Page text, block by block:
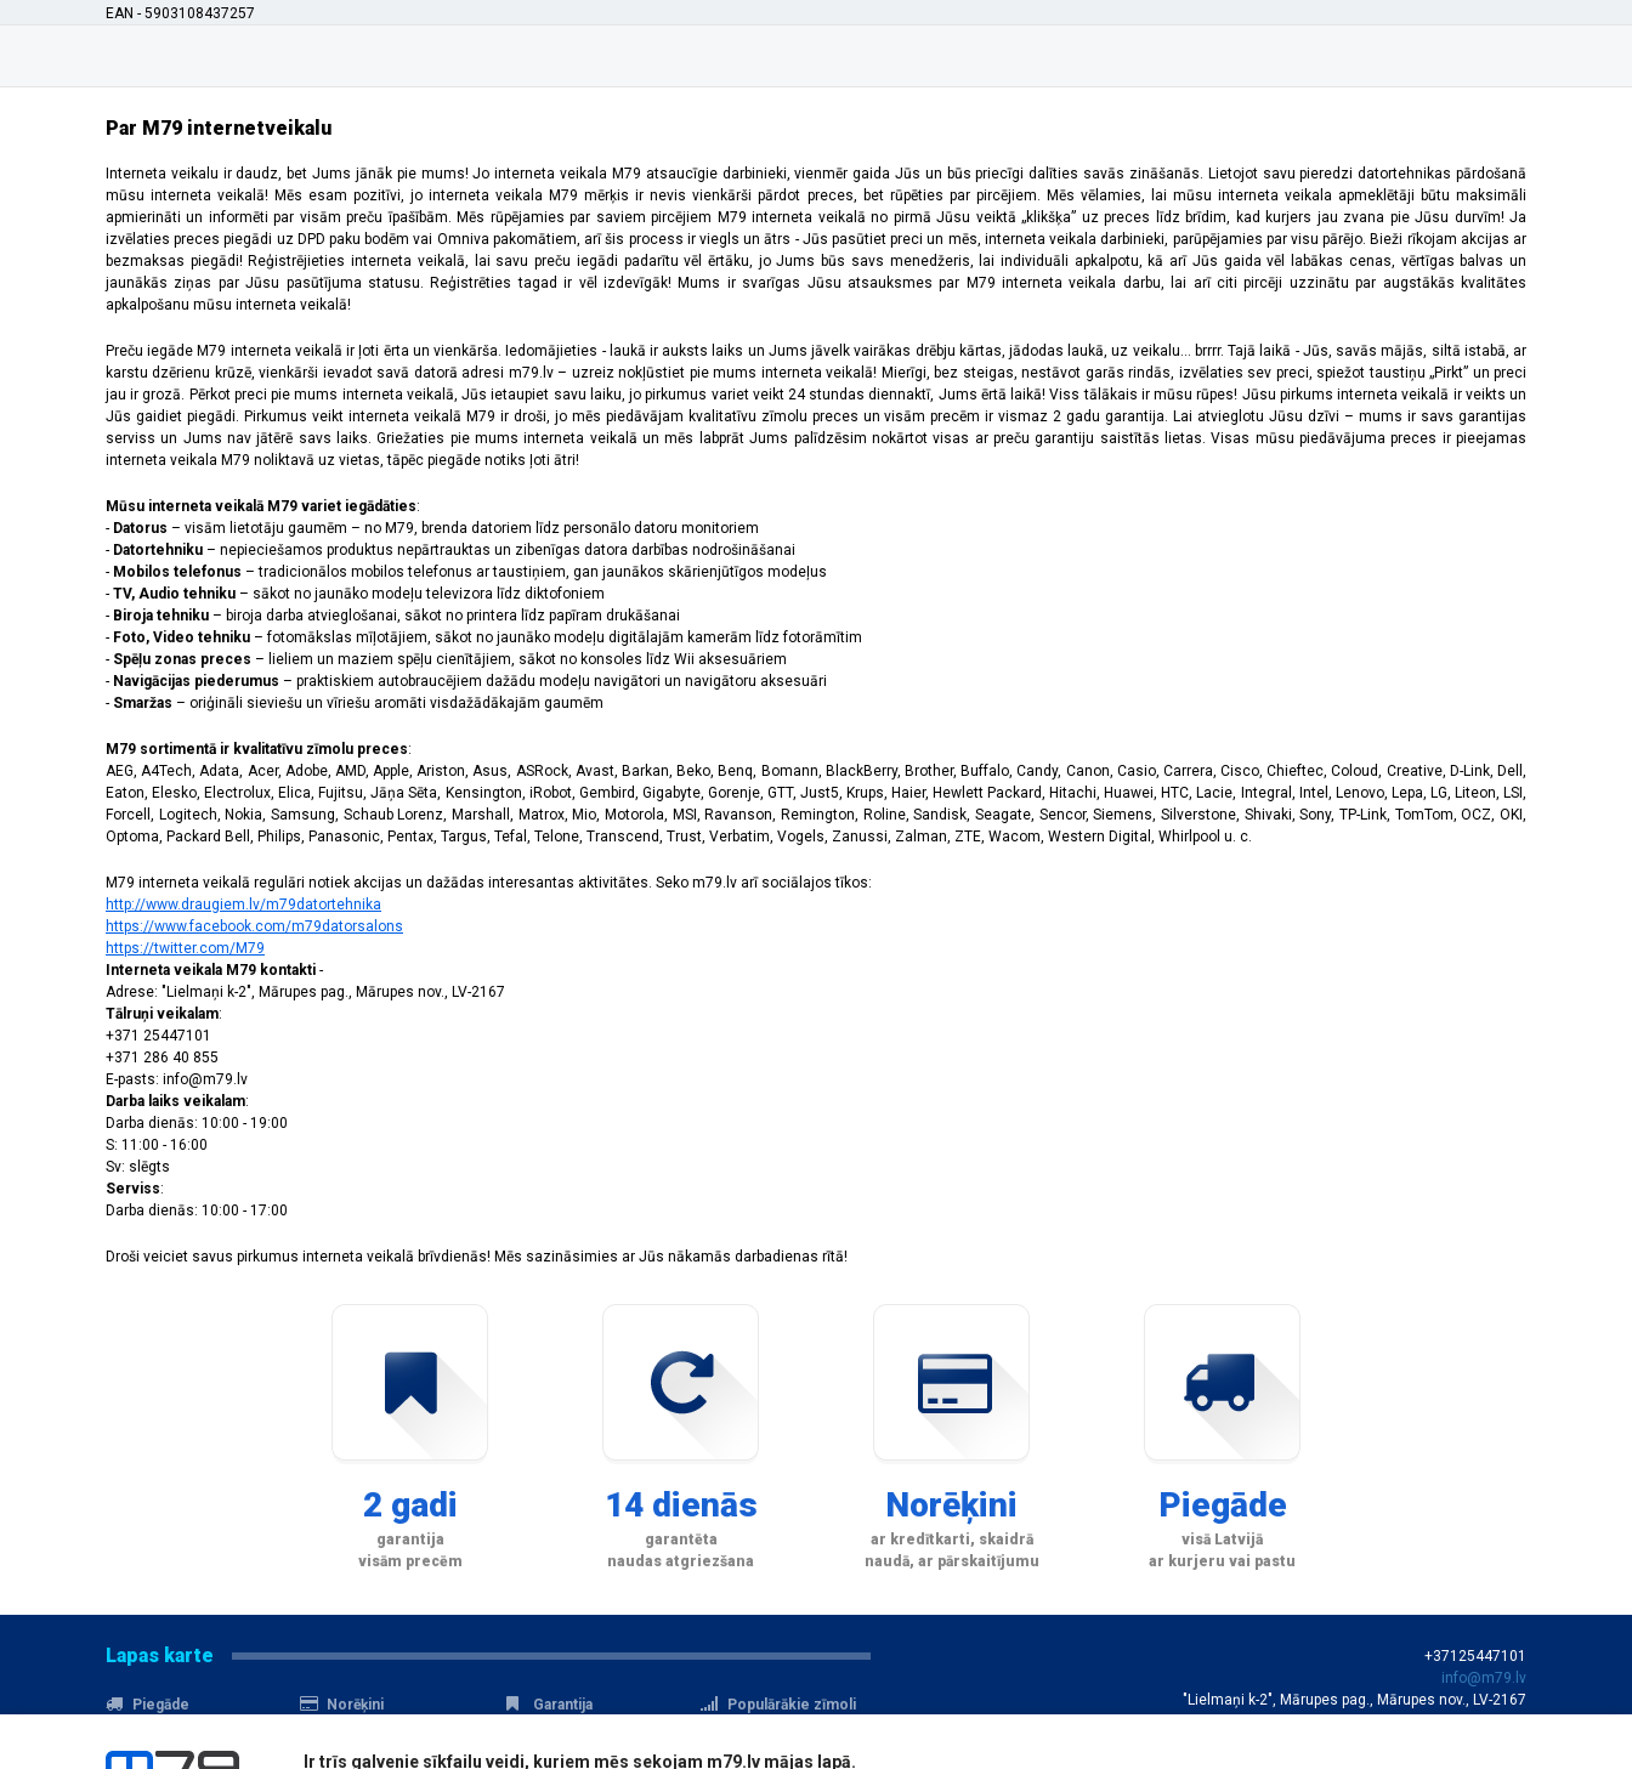
EAN - 5903108437257
Par M79 internetveikalu
Interneta veikalu ir daudz, bet Jums jānāk pie mums! Jo interneta veikala M79 atsaucīgie darbinieki, vienmēr gaida Jūs un būs priecīgi dalīties savās zināšanās. Lietojot savu pieredzi datortehnikas pārdošanā
mūsu interneta veikalā! Mēs esam pozitīvi, jo interneta veikala M79 mērķis ir nevis vienkārši pārdot preces, bet rūpēties par pircējiem. Mēs vēlamies, lai mūsu interneta veikala apmeklētāji būtu maksimāli
apmierināti un informēti par visām preču īpašībām. Mēs rūpējamies par saviem pircējiem M79 interneta veikalā no pirmā Jūsu veiktā „klikšķa” uz preces līdz brīdim, kad kurjers jau zvana pie Jūsu durvīm! Ja
izvēlaties preces piegādi uz DPD paku bodēm vai Omniva pakomātiem, arī šis process ir viegls un ātrs - Jūs pasūtiet preci un mēs, interneta veikala darbinieki, parūpējamies par visu pārējo. Bieži rīkojam akcijas ar
bezmaksas piegādi! Reģistrējieties interneta veikalā, lai savu preču iegādi padarītu vēl ērtāku, jo Jums būs savs menedžeris, lai individuāli apkalpotu, kā arī Jūs gaida vēl labākas cenas, vērtīgas balvas un
jaunākās ziņas par Jūsu pasūtījuma statusu. Reģistrēties tagad ir vēl izdevīgāk! Mums ir svarīgas Jūsu atsauksmes par M79 interneta veikala darbu, lai arī citi pircēji uzzinātu par augstākās kvalitātes
apkalpošanu mūsu interneta veikalā!
Preču iegāde M79 interneta veikalā ir ļoti ērta un vienkārša. Iedomājieties - laukā ir auksts laiks un Jums jāvelk vairākas drēbju kārtas, jādodas laukā, uz veikalu... brrrr. Tajā laikā - Jūs, savās mājās, siltā istabā, ar
karstu dzērienu krūzē, vienkārši ievadot savā datorā adresi m79.lv – uzreiz nokļūstiet pie mums interneta veikalā! Mierīgi, bez steigas, nestāvot garās rindās, izvēlaties sev preci, spiežot taustiņu „Pirkt” un preci
jau ir grozā. Pērkot preci pie mums interneta veikalā, Jūs ietaupiet savu laiku, jo pirkumus variet veikt 24 stundas diennaktī, Jums ērtā laikā! Viss tālākais ir mūsu rūpes! Jūsu pirkums interneta veikalā ir veikts un
Jūs gaidiet piegādi. Pirkumus veikt interneta veikalā M79 ir droši, jo mēs piedāvājam kvalitatīvu zīmolu preces un visām precēm ir vismaz 2 gadu garantija. Lai atvieglotu Jūsu dzīvi – mums ir savs garantijas
serviss un Jums nav jātērē savs laiks. Griežaties pie mums interneta veikalā un mēs labprāt Jums palīdzēsim nokārtot visas ar preču garantiju saistītās lietas. Visas mūsu piedāvājuma preces ir pieejamas
interneta veikala M79 noliktavā uz vietas, tāpēc piegāde notiks ļoti ātri!
Mūsu interneta veikalā M79 variet iegādāties:
- Datorus – visām lietotāju gaumēm – no M79, brenda datoriem līdz personālo datoru monitoriem
- Datortehniku – nepieciešamos produktus nepārtrauktas un zibenīgas datora darbības nodrošināšanai
- Mobilos telefonus – tradicionālos mobilos telefonus ar taustiņiem, gan jaunākos skārienjūtīgos modeļus
- TV, Audio tehniku – sākot no jaunāko modeļu televizora līdz diktofoniem
- Biroja tehniku – biroja darba atvieglošanai, sākot no printera līdz papīram drukāšanai
- Foto, Video tehniku – fotomākslas mīļotājiem, sākot no jaunāko modeļu digitālajām kamerām līdz fotorāmītim
- Spēļu zonas preces – lieliem un maziem spēļu cienītājiem, sākot no konsoles līdz Wii aksesuāriem
- Navigācijas piederumus – praktiskiem autobraucējiem dažādu modeļu navigātori un navigātoru aksesuāri
- Smaržas – oriģināli sieviešu un vīriešu aromāti visdažādākajām gaumēm
M79 sortimentā ir kvalitatīvu zīmolu preces:
AEG, A4Tech, Adata, Acer, Adobe, AMD, Apple, Ariston, Asus, ASRock, Avast, Barkan, Beko, Benq, Bomann, BlackBerry, Brother, Buffalo, Candy, Canon, Casio, Carrera, Cisco, Chieftec, Coloud, Creative, D-Link, Dell,
Eaton, Elesko, Electrolux, Elica, Fujitsu, Jāņa Sēta, Kensington, iRobot, Gembird, Gigabyte, Gorenje, GTT, Just5, Krups, Haier, Hewlett Packard, Hitachi, Huawei, HTC, Lacie, Integral, Intel, Lenovo, Lepa, LG, Liteon, LSI,
Forcell, Logitech, Nokia, Samsung, Schaub Lorenz, Marshall, Matrox, Mio, Motorola, MSI, Ravanson, Remington, Roline, Sandisk, Seagate, Sencor, Siemens, Silverstone, Shivaki, Sony, TP-Link, TomTom, OCZ, OKI,
Optoma, Packard Bell, Philips, Panasonic, Pentax, Targus, Tefal, Telone, Transcend, Trust, Verbatim, Vogels, Zanussi, Zalman, ZTE, Wacom, Western Digital, Whirlpool u. c.
M79 interneta veikalā regulāri notiek akcijas un dažādas interesantas aktivitātes. Seko m79.lv arī sociālajos tīkos:
http://www.draugiem.lv/m79datortehnika
https://www.facebook.com/m79datorsalons
https://twitter.com/M79
Interneta veikala M79 kontakti -
Adrese: "Lielmaņi k-2", Mārupes pag., Mārupes nov., LV-2167
Tālruņi veikalam:
+371 25447101
+371 286 40 855
E-pasts: info@m79.lv
Darba laiks veikalam:
Darba dienās: 10:00 - 19:00
S: 11:00 - 16:00
Sv: slēgts
Serviss:
Darba dienās: 10:00 - 17:00
Droši veiciet savus pirkumus interneta veikalā brīvdienās! Mēs sazināsimies ar Jūs nākamās darbadienas rītā!
2 gadi
garantija
visām precēm
14 dienās
garantēta
naudas atgriezšana
Norēķini
ar kredītkarti, skaidrā
naudā, ar pārskaitījumu
Piegāde
visā Latvijā
ar kurjeru vai pastu
Lapas karte
Piegāde
Norēķini
Akcijas
Serviss
Garantija
Populārākie zīmoli
Datu aizsardzība
Reģistrācija
+37125447101
info@m79.lv
"Lielmaņi k-2", Mārupes pag., Mārupes nov., LV-2167
Ir trīs galvenie sīkfailu veidi, kuriem mēs sekojam m79.lv mājas lapā.